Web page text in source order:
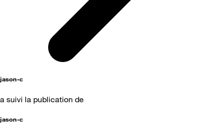
jason-c
a suivi la publication de
jason-c